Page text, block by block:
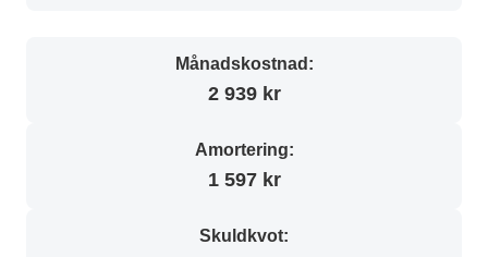
Månadskostnad:
2 939 kr
Amortering:
1 597 kr
Skuldkvot: